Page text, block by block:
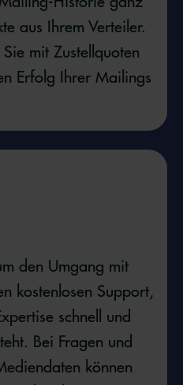
aus Ihrem Verteiler.
mit Zustellquoten
Erfolg Ihrer Mailings
den Umgang mit
kostenlosen Support,
schnell und
Bei Fragen und
können